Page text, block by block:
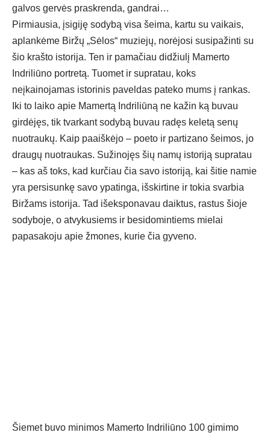
galvos gervės praskrenda, gandrai…
Pirmiausia, įsigiję sodybą visa šeima, kartu su vaikais,
aplankėme Biržų „Sėlos“ muziejų, norėjosi susipažinti su
šio krašto istorija. Ten ir pamačiau didžiulį Mamerto
Indriliūno portretą. Tuomet ir supratau, koks
neįkainojamas istorinis paveldas pateko mums į rankas.
Iki to laiko apie Mamertą Indriliūną ne kažin ką buvau
girdėjęs, tik tvarkant sodybą buvau radęs keletą senų
nuotraukų. Kaip paaiškėjo – poeto ir partizano šeimos, jo
draugų nuotraukas. Sužinojęs šių namų istoriją supratau
– kas aš toks, kad kurčiau čia savo istoriją, kai šitie namie
yra persisunkę savo ypatinga, išskirtine ir tokia svarbia
Biržams istorija. Tad išeksponavau daiktus, rastus šioje
sodyboje, o atvykusiems ir besidomintiems mielai
papasakoju apie žmones, kurie čia gyveno.
Šiemet buvo minimos Mamerto Indriliūno 100 gimimo